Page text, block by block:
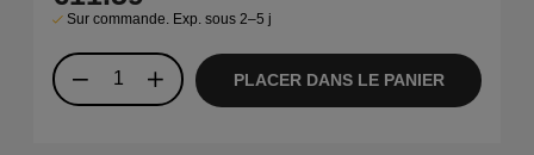
Sur commande. Exp. sous 2–5 j
PLACER DANS LE PANIER